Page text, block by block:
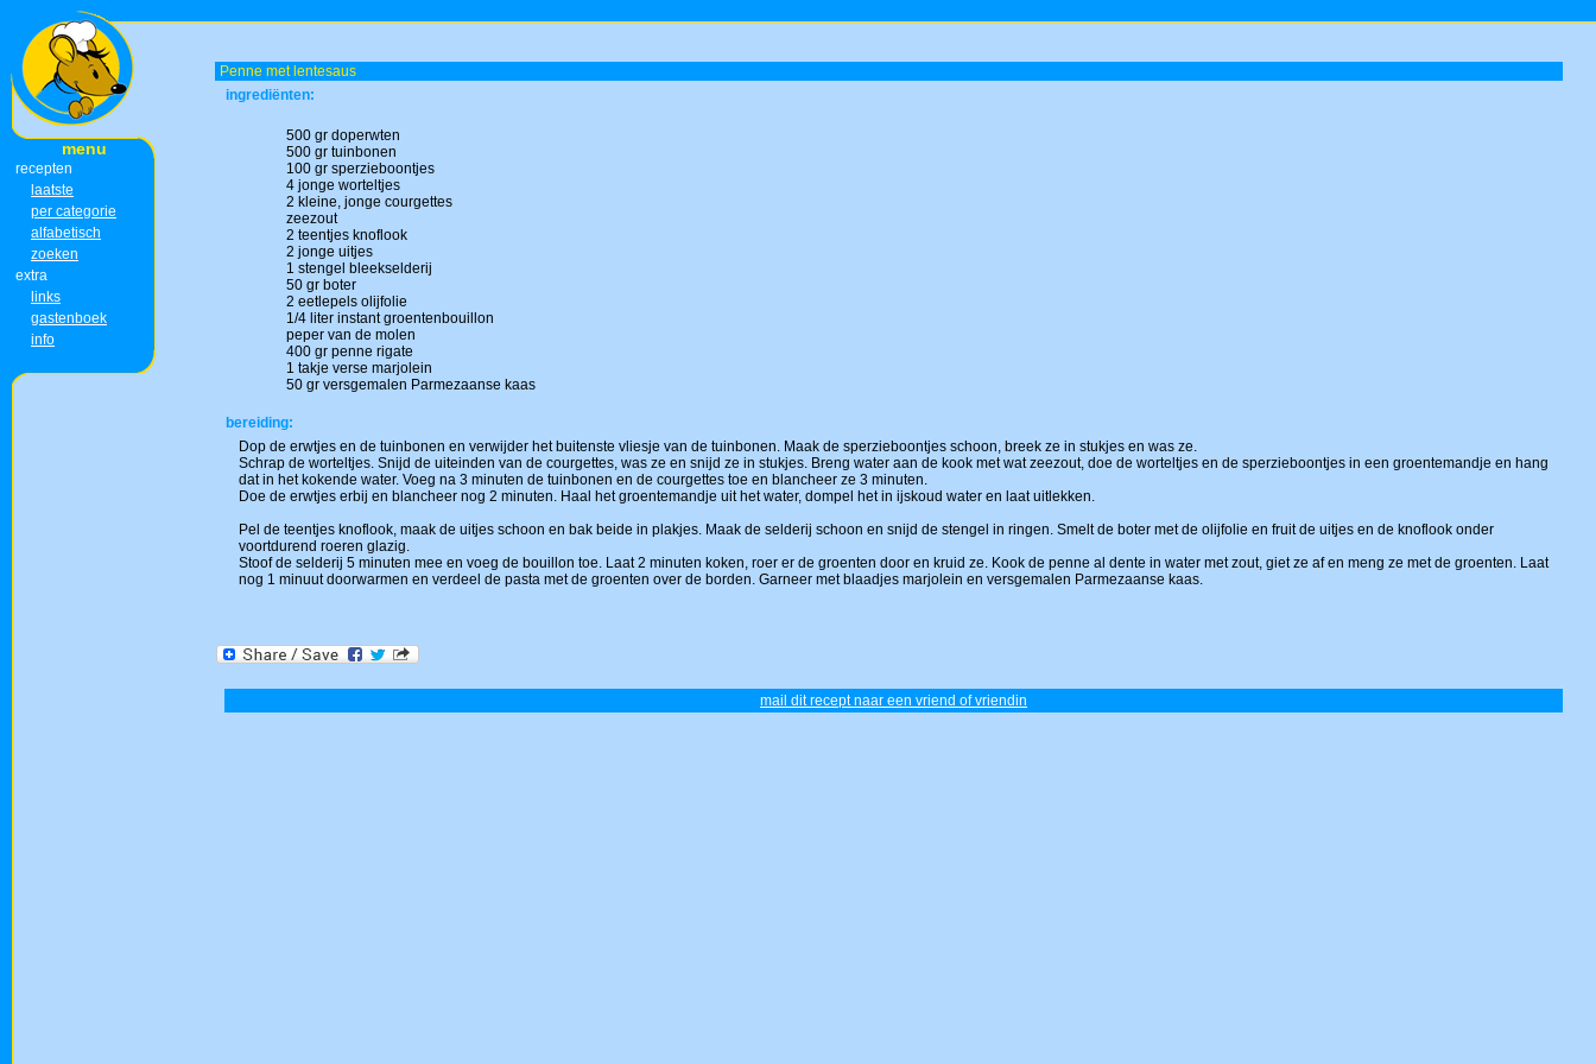
menu
recepten
laatste
per categorie
alfabetisch
zoeken
extra
links
gastenboek
info
Penne met lentesaus
ingrediënten:
500 gr doperwten
500 gr tuinbonen
100 gr sperzieboontjes
4 jonge worteltjes
2 kleine, jonge courgettes
zeezout
2 teentjes knoflook
2 jonge uitjes
1 stengel bleekselderij
50 gr boter
2 eetlepels olijfolie
1/4 liter instant groentenbouillon
peper van de molen
400 gr penne rigate
1 takje verse marjolein
50 gr versgemalen Parmezaanse kaas
bereiding:
Dop de erwtjes en de tuinbonen en verwijder het buitenste vliesje van de tuinbonen. Maak de sperzieboontjes schoon, breek ze in stukjes en was ze.
Schrap de worteltjes. Snijd de uiteinden van de courgettes, was ze en snijd ze in stukjes. Breng water aan de kook met wat zeezout, doe de worteltjes en de sperzieboontjes in een groentemandje en hang
dat in het kokende water. Voeg na 3 minuten de tuinbonen en de courgettes toe en blancheer ze 3 minuten.
Doe de erwtjes erbij en blancheer nog 2 minuten. Haal het groentemandje uit het water, dompel het in ijskoud water en laat uitlekken.
Pel de teentjes knoflook, maak de uitjes schoon en bak beide in plakjes. Maak de selderij schoon en snijd de stengel in ringen. Smelt de boter met de olijfolie en fruit de uitjes en de knoflook onder
voortdurend roeren glazig.
Stoof de selderij 5 minuten mee en voeg de bouillon toe. Laat 2 minuten koken, roer er de groenten door en kruid ze. Kook de penne al dente in water met zout, giet ze af en meng ze met de groenten. Laat
nog 1 minuut doorwarmen en verdeel de pasta met de groenten over de borden. Garneer met blaadjes marjolein en versgemalen Parmezaanse kaas.
mail dit recept naar een vriend of vriendin